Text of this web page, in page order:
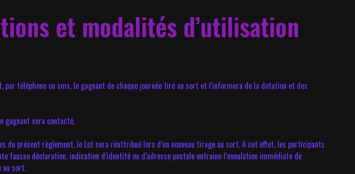
et modalités d’utilisation
téléphone ou sms, le gagnant de chaque journée tiré au sort et l’informera de la dotation et des
gagnant sera contacté.
du présent règlement, le Lot sera réattribué lors d’un nouveau tirage au sort. A cet effet, les participants
déclaration, indication d’identité ou d’adresse postale entraine l’annulation immédiate de
au sort.